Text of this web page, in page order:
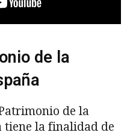
de la
de la
tiene la finalidad de